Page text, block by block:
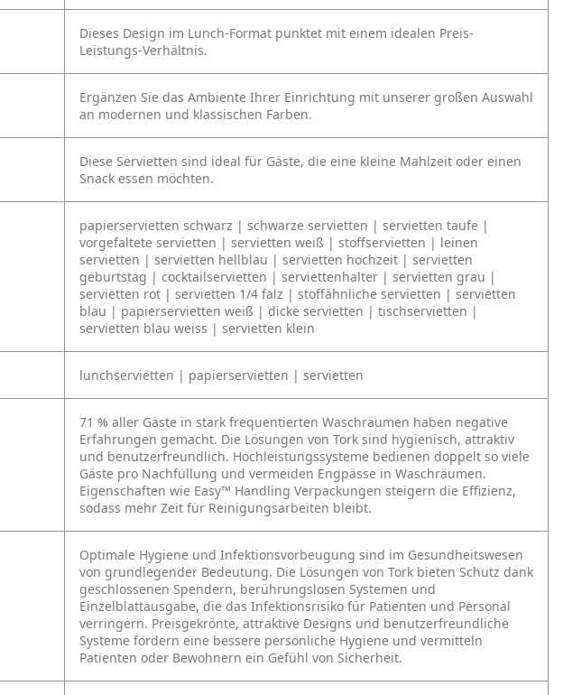
Dieses Design im Lunch-Format punktet mit einem idealen Preis-
Leistungs-Verhältnis.
Ergänzen Sie das Ambiente Ihrer Einrichtung mit unserer großen Auswahl
an modernen und klassischen Farben.
Diese Servietten sind ideal für Gäste, die eine kleine Mahlzeit oder einen
Snack essen möchten.
papierservietten schwarz | schwarze servietten | servietten taufe |
vorgefaltete servietten | servietten weiß | stoffservietten | leinen
servietten | servietten hellblau | servietten hochzeit | servietten
geburtstag | cocktailservietten | serviettenhalter | servietten grau |
servietten rot | servietten 1/4 falz | stoffähnliche servietten | servietten
blau | papierservietten weiß | dicke servietten | tischservietten |
servietten blau weiss | servietten klein
lunchservietten | papierservietten | servietten
71 % aller Gäste in stark frequentierten Waschräumen haben negative
Erfahrungen gemacht. Die Lösungen von Tork sind hygienisch, attraktiv
und benutzerfreundlich. Hochleistungssysteme bedienen doppelt so viele
Gäste pro Nachfüllung und vermeiden Engpässe in Waschräumen.
Eigenschaften wie Easy™ Handling Verpackungen steigern die Effizienz,
sodass mehr Zeit für Reinigungsarbeiten bleibt.
Optimale Hygiene und Infektionsvorbeugung sind im Gesundheitswesen
von grundlegender Bedeutung. Die Lösungen von Tork bieten Schutz dank
geschlossenen Spendern, berührungslosen Systemen und
Einzelblattausgabe, die das Infektionsrisiko für Patienten und Personal
verringern. Preisgekrönte, attraktive Designs und benutzerfreundliche
Systeme fördern eine bessere persönliche Hygiene und vermitteln
Patienten oder Bewohnern ein Gefühl von Sicherheit.